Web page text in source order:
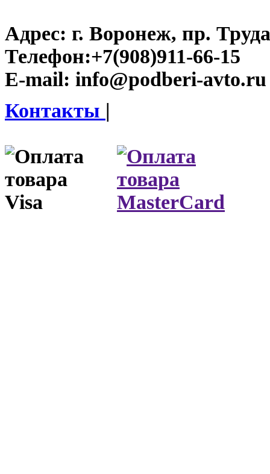
Адрес: г. Воронеж, пр.
Телефон:+7(908)911-66-15
E-mail: info@podberi-avto.ru
Контакты |